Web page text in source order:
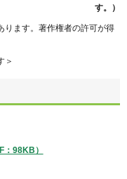
す。）
ます。著作権者の許可が得
＞
98KB）